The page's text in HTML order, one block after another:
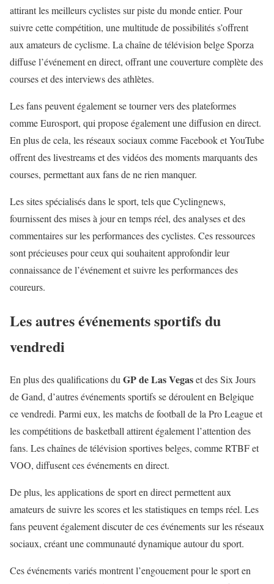
attirant les meilleurs cyclistes sur piste du monde entier. Pour
suivre cette compétition, une multitude de possibilités s’offrent
aux amateurs de cyclisme. La chaîne de télévision belge Sporza
diffuse l’événement en direct, offrant une couverture complète des
courses et des interviews des athlètes.
Les fans peuvent également se tourner vers des plateformes
comme Eurosport, qui propose également une diffusion en direct.
En plus de cela, les réseaux sociaux comme Facebook et YouTube
offrent des livestreams et des vidéos des moments marquants des
courses, permettant aux fans de ne rien manquer.
Les sites spécialisés dans le sport, tels que Cyclingnews,
fournissent des mises à jour en temps réel, des analyses et des
commentaires sur les performances des cyclistes. Ces ressources
sont précieuses pour ceux qui souhaitent approfondir leur
connaissance de l’événement et suivre les performances des
coureurs.
Les autres événements sportifs du
vendredi
En plus des qualifications duGP de Las Vegaset des Six Jours
de Gand, d’autres événements sportifs se déroulent en Belgique
ce vendredi. Parmi eux, les matchs de football de la Pro League et
les compétitions de basketball attirent également l’attention des
fans. Les chaînes de télévision sportives belges, comme RTBF et
VOO, diffusent ces événements en direct.
De plus, les applications de sport en direct permettent aux
amateurs de suivre les scores et les statistiques en temps réel. Les
fans peuvent également discuter de ces événements sur les réseaux
sociaux, créant une communauté dynamique autour du sport.
Ces événements variés montrent l’engouement pour le sport en